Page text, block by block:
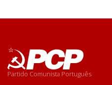
Partido Comunista Português